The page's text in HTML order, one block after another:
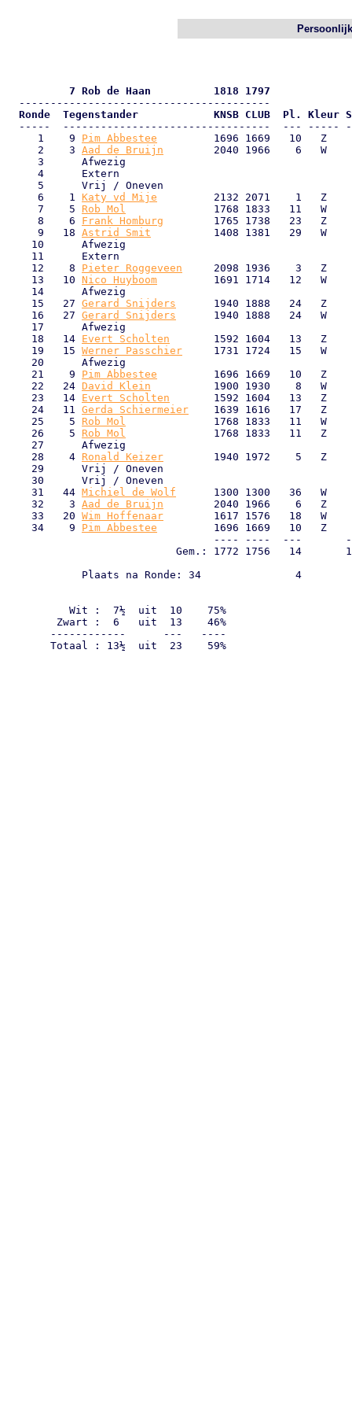
          7 Rob de Haan          1818 1797
Ronde  Tegenstander            KNSB CLUB  Pl. Kleur
-----  ---------------------------------  --- -----
     1    9
Pim Abbestee
1696 1669   10   Z
     2    3
Aad de Bruijn
2040 1966    6   W
3      Afwezig
4      Extern
5      Vrij / Oneven
     6    1
Katy vd Mije
2132 2071    1   Z
     7    5
Rob Mol
1768 1833   11   W
     8    6
Frank Homburg
1765 1738   23   Z
     9   18
Astrid Smit
1408 1381   29   W
10      Afwezig
11      Extern
    12    8
Pieter Roggeveen
2098 1936    3   Z
    13   10
Nico Huyboom
1691 1714   12   W
14      Afwezig
    15   27
Gerard Snijders
1940 1888   24   Z
    16   27
Gerard Snijders
1940 1888   24   W
17      Afwezig
    18   14
Evert Scholten
1592 1604   13   Z
    19   15
Werner Passchier
1731 1724   15   W
20      Afwezig
    21    9
Pim Abbestee
1696 1669   10   Z
    22   24
David Klein
1900 1930    8   W
    23   14
Evert Scholten
1592 1604   13   Z
    24   11
Gerda Schiermeier
1639 1616   17   Z
    25    5
Rob Mol
1768 1833   11   W
    26    5
Rob Mol
1768 1833   11   Z
27      Afwezig
    28    4
Ronald Keizer
1940 1972    5   Z
29      Vrij / Oneven
30      Vrij / Oneven
    31   44
Michiel de Wolf
1300 1300   36   W
    32    3
Aad de Bruijn
2040 1966    6   Z
    33   20
Wim Hoffenaar
1617 1576   18   W
    34    9
Pim Abbestee
1696 1669   10   Z
---- ----  ---
Gem.: 1772 1756   14
Plaats na Ronde: 34               4
          Wit :  7½  uit  10    75%
        Zwart :  6   uit  13    46%
       ------------      ---   ----
       Totaal : 13½  uit  23    59%